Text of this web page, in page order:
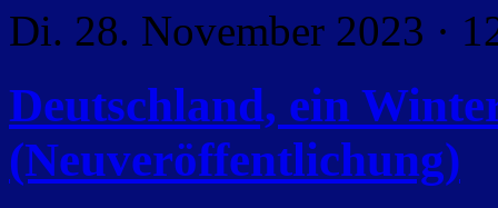
Di. 28. November 2023 ·
Deutschland, ein
(Neuveröffentlichung)